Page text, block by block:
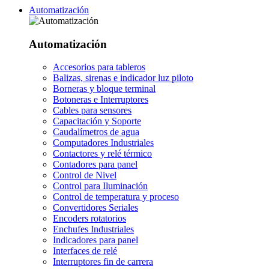
Automatización
Automatización
Accesorios para tableros
Balizas, sirenas e indicador luz piloto
Borneras y bloque terminal
Botoneras e Interruptores
Cables para sensores
Capacitación y Soporte
Caudalímetros de agua
Computadores Industriales
Contactores y relé térmico
Contadores para panel
Control de Nivel
Control para Iluminación
Control de temperatura y proceso
Convertidores Seriales
Encoders rotatorios
Enchufes Industriales
Indicadores para panel
Interfaces de relé
Interruptores fin de carrera